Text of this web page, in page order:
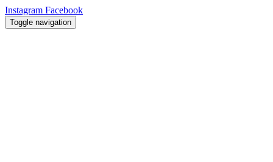
Instagram Facebook
Toggle navigation